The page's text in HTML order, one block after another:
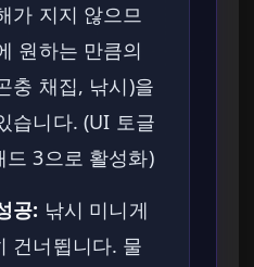
가 지지 않으므
원하는 만큼의
충 채집, 낚시)을
습니다. (UI 토글
드 3으로 활성화)
공: 낚시 미니게
건너뜁니다. 물